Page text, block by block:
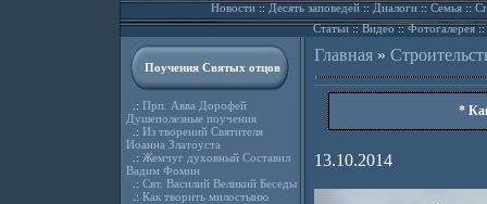
Новости::Десять заповедей::Диалоги::Семья::
Статьи::Видео ::Фотогалерея::
Поучения Святых отцов
.: Прп. Авва Дорофей
Душеполезные поучения
.: Из творений Святителя
Иоанна Златоуста
.: Жемчуг духовный Составил
Вадим Фомин
.: Свт. Василий Великий Беседы
.: Как творить милостыню
Главная»
*
13.10.2014